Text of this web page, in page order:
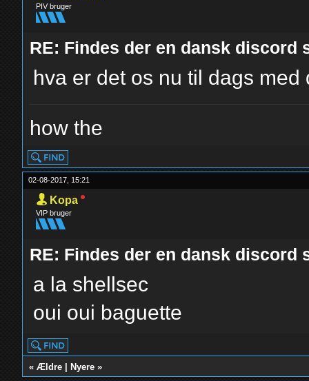
PIV bruger
RE: Findes der en dansk discord
hva er det os nu til dags
how the
02-08-2017, 15:21
Kopa
VIP bruger
RE: Findes der en dansk discord
a la shellsec
oui oui baguette
«Ældre Nyere »